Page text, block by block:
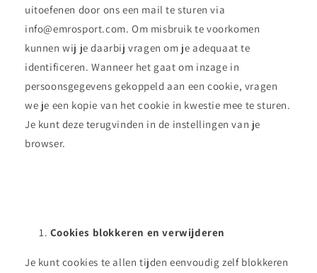
uitoefenen door ons een mail te sturen via
info@emrosport.com. Om misbruik te voorkomen
kunnen wij je daarbij vragen om je adequaat te
identificeren. Wanneer het gaat om inzage in
persoonsgegevens gekoppeld aan een cookie, vragen
we je een kopie van het cookie in kwestie mee te sturen.
Je kunt deze terugvinden in de instellingen van je
browser.
Cookies blokkeren en verwijderen
Je kunt cookies te allen tijden eenvoudig zelf blokkeren